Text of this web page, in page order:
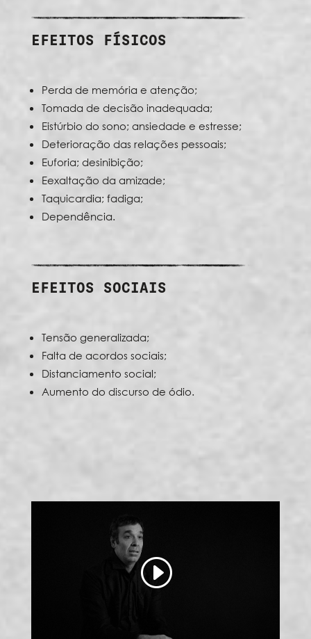
EFEITOS FÍSICOS
Perda de memória e atenção;
Tomada de decisão inadequada;
Eistúrbio do sono; ansiedade e estresse;
Deterioração das relações pessoais;
Euforia; desinibição;
Eexaltação da amizade;
Taquicardia; fadiga;
Dependência.
EFEITOS SOCIAIS
Tensão generalizada;
Falta de acordos sociais;
Distanciamento social;
Aumento do discurso de ódio.